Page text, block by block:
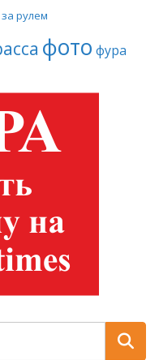
рулем
фото фура